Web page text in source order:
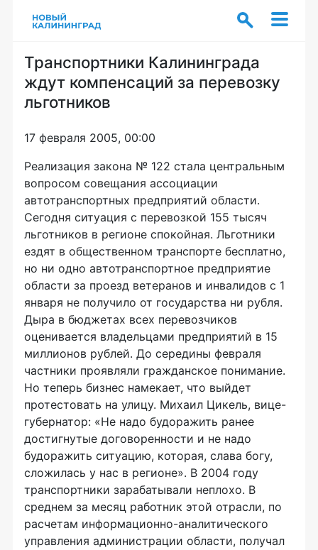
Транспортники Калининграда
ждут компенсаций за перевозку
льготников
17 февраля 2005, 00:00
Реализация закона № 122 стала центральным
вопросом совещания ассоциации
автотранспортных предприятий области.
Сегодня ситуация с перевозкой 155 тысяч
льготников в регионе спокойная. Льготники
ездят в общественном транспорте бесплатно,
но ни одно автотранспортное предприятие
области за проезд ветеранов и инвалидов с 1
января не получило от государства ни рубля.
Дыра в бюджетах всех перевозчиков
оценивается владельцами предприятий в 15
миллионов рублей. До середины февраля
частники проявляли гражданское понимание.
Но теперь бизнес намекает, что выйдет
протестовать на улицу. Михаил Цикель, вице-
губернатор: «Не надо будоражить ранее
достигнутые договоренности и не надо
будоражить ситуацию, которая, слава богу,
сложилась у нас в регионе». В 2004 году
транспортники зарабатывали неплохо. В
среднем за месяц работник этой отрасли, по
расчетам информационно-аналитического
управления администрации области, получал